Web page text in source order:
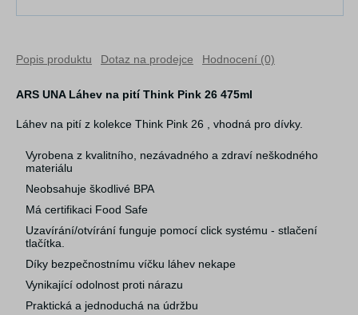
Popis produktu Dotaz na prodejce Hodnocení (0)
ARS UNA Láhev na pití Think Pink 26 475ml
Láhev na pití z kolekce Think Pink 26 , vhodná pro dívky.
Vyrobena z kvalitního, nezávadného a zdraví neškodného
materiálu
Neobsahuje škodlivé BPA
Má certifikaci Food Safe
Uzavírání/otvírání funguje pomocí click systému - stlačení
tlačítka.
Díky bezpečnostnímu víčku láhev nekape
Vynikající odolnost proti nárazu
Praktická a jednoduchá na údržbu